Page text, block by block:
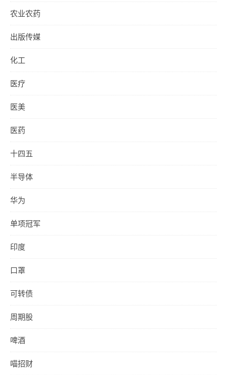
农业农药
出版传媒
化工
医疗
医美
医药
十四五
半导体
华为
单项冠军
印度
口罩
可转债
周期股
啤酒
喵招财